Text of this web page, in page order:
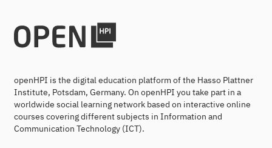
openHPI is the digital education platform of the Hasso Plattner
Institute, Potsdam, Germany. On openHPI you take part in a
worldwide social learning network based on interactive online
courses covering different subjects in Information and
Communication Technology (ICT).